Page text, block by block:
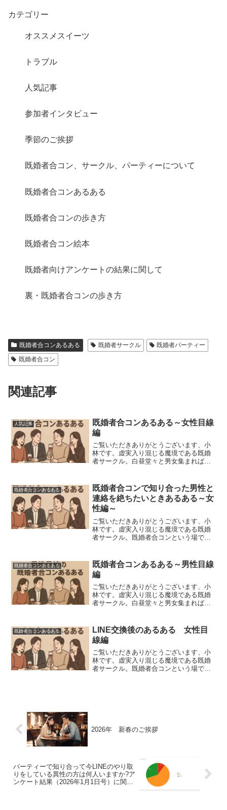
さらに読み込む
カテゴリー
オススメスイーツ
トラブル
人気記事
参加者インタビュー
季節のご挨拶
既婚者合コン、サークル、パーティーについて
既婚者合コンあるある
既婚者合コンの歩き方
既婚者合コン絵本
既婚者向けアンケートの結果に関して
裏・既婚者合コンの歩き方
既婚者合コンあるある 既婚者サークル
既婚者パーティー
既婚者合コン
関連記事
人気記事
既婚者合コンあるある～女性目線
編
ご覧いただきありがとうございます、小
林です。虚実入り混じる魔境である既婚
者サークル。白昼堂々と男女集まれば実
婚者サークルで行われる既婚者合コンは
同性同士でグループを作っ...
既婚者合コンあるある
既婚者合コンで知り合った男性と
連絡を絶ちたいときあるある～女
性編～
ご覧いただきありがとうございます、小
林です。虚実入り混じる魔境である既婚
者サークル。既婚者合コンという場で、
りいたします。一般的な既婚者サークル
で行われる既婚者合コンは...
既婚者合コンあるある
既婚者合コンあるある～男性目線
編
ご覧いただきありがとうございます、小
林です。虚実入り混じる魔境である既婚
者サークル。白昼堂々と男女集まれば実
婚者サークルで行われる既婚者合コンは
同性同士でグループを作っ...
既婚者合コンあるある
LINE交換後のあるある 女性目
線編
ご覧いただきありがとうございます、小
林です。虚実入り混じる魔境である既婚
者サークル。既婚者合コンという場で、
2026年 新春のご挨拶
パーティーで知り合って今LINEのやり取
りをしている異性の方は何人いますか?ア
ンケート結果（2026年1月1日号）に関し